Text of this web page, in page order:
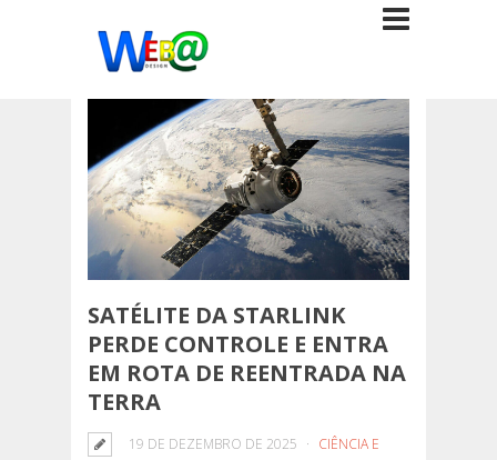
SATÉLITE DA STARLINK
PERDE CONTROLE E ENTRA
EM ROTA DE REENTRADA NA
TERRA
19 DE DEZEMBRO DE 2025
CIÊNCIA E